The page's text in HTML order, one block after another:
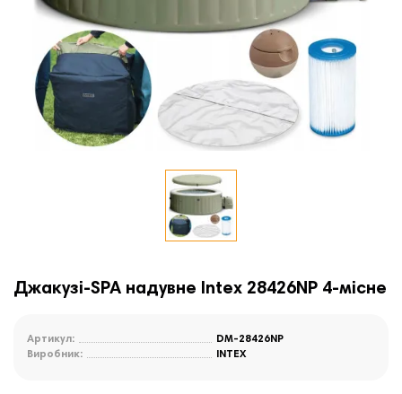
Джакузі-SPA надувне Intex 28426NP 4-місне
Артикул:
DM-28426NP
Виробник:
INTEX